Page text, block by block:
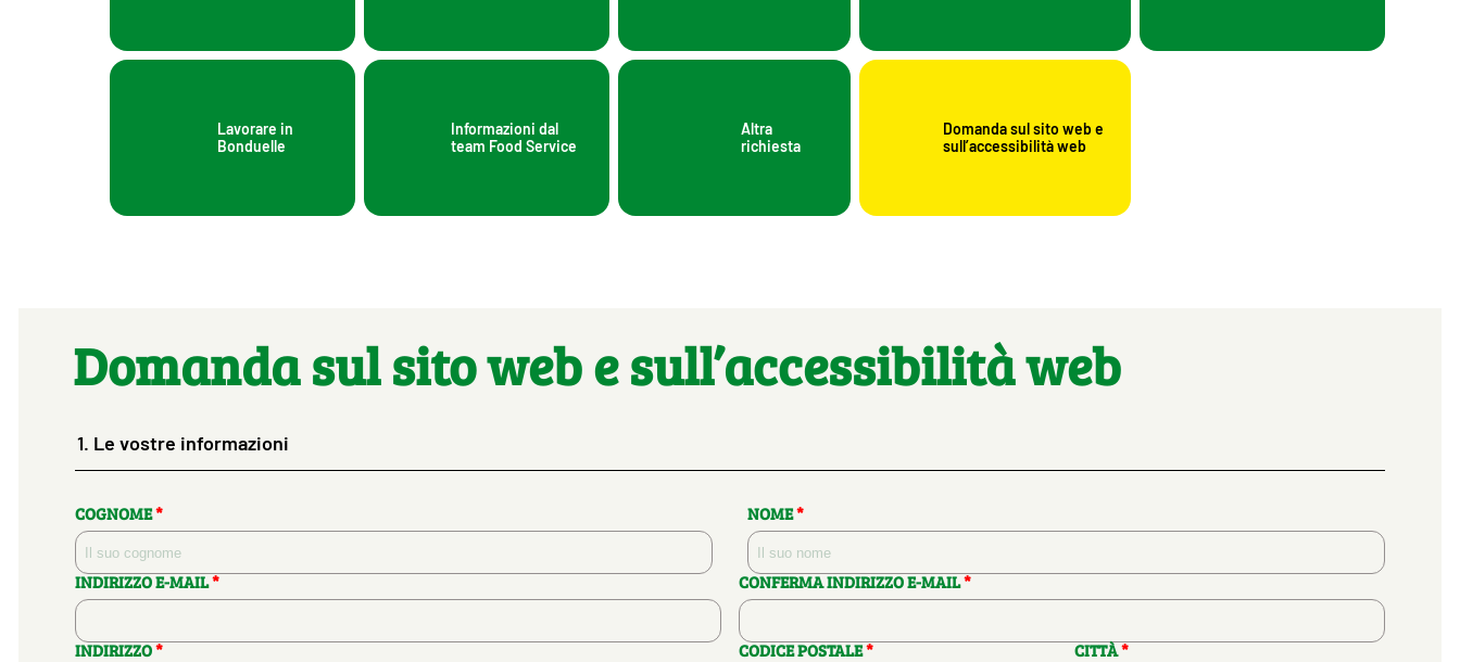
Lavorare in
Bonduelle
Informazioni dal
team Food Service
Altra
richiesta
Domanda sul sito web e
sull’accessibilità web
Domanda sul sito web e sull’accessibilità web
1. Le vostre informazioni
COGNOME* NOME*
INDIRIZZO E-MAIL* CONFERMA INDIRIZZO E-MAIL*
INDIRIZZO* CODICE POSTALE* CITTÀ*